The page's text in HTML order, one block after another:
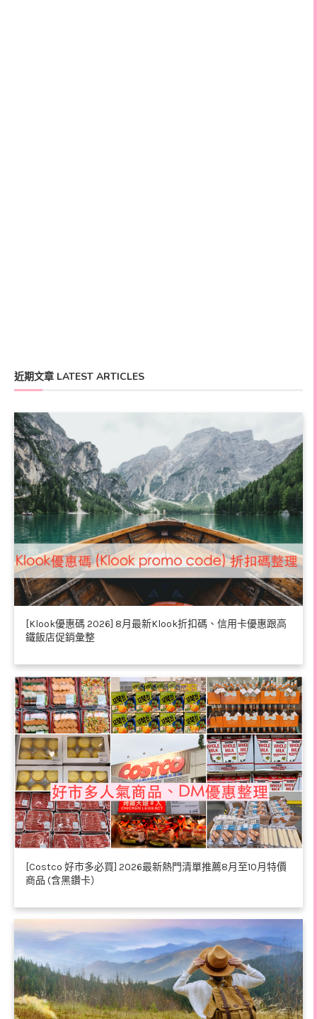
近期文章 LATEST ARTICLES
[Klook優惠碼 2026] 8月最新Klook折扣碼、信用卡優惠跟高
鐵飯店促銷彙整
[Costco 好市多必買] 2026最新熱門清單推薦8月至10月特價
商品 (含黑鑽卡）